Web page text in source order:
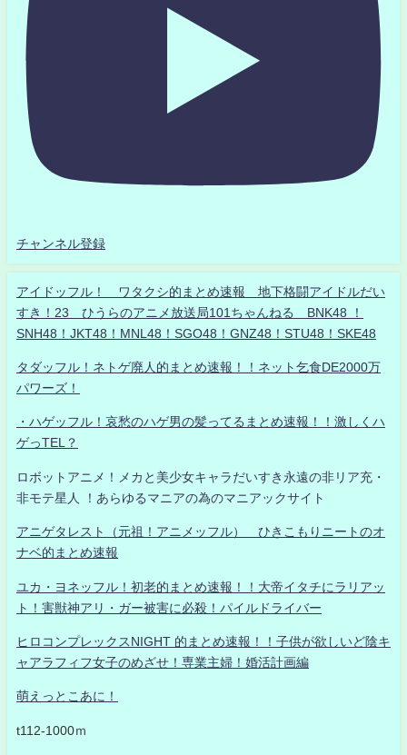
チャンネル登録
アイドッフル！ ワタクシ的まとめ速報 地下格闘アイドルだい
すき！23 ひうらのアニメ放送局101ちゃんねる BNK48 ！
SNH48！JKT48！MNL48！SGO48！GNZ48！STU48！SKE48
タダッフル！ネトゲ廃人的まとめ速報！！ネット乞食DE2000万
パワーズ！
・ハゲッフル！哀愁のハゲ男の髪ってるまとめ速報！！激しくハ
ゲっTEL？
ロボットアニメ！メカと美少女キャラだいすき永遠の非リア充・
非モテ星人 ！あらゆるマニアの為のマニアックサイト
アニゲタレスト（元祖！アニメッフル） ひきこもりニートのオ
ナベ的まとめ速報
ユカ・ヨネッフル！初老的まとめ速報！！大帝イタチにラリアッ
ト！害獣神アリ・ガー被害に必殺！パイルドライバー
ヒロコンプレックスNIGHT 的まとめ速報！！子供が欲しいど陰キ
ャアラフィフ女子のめざせ！専業主婦！婚活計画編
萌えっとこあに！
t112-1000ｍ